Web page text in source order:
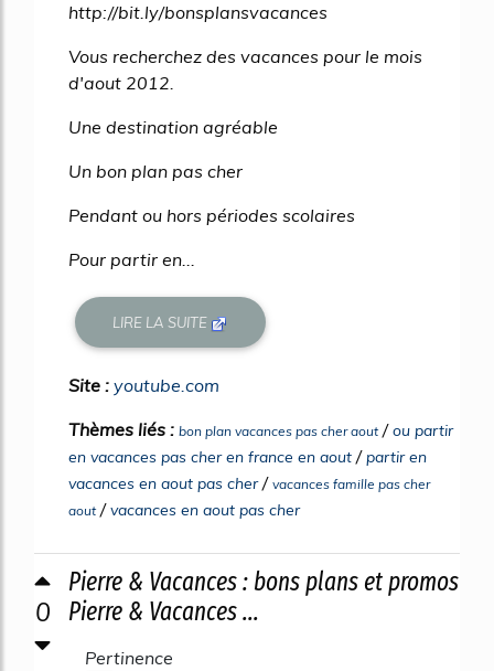
http://bit.ly/bonsplansvacances
Vous recherchez des vacances pour le mois
d'aout 2012.
Une destination agréable
Un bon plan pas cher
Pendant ou hors périodes scolaires
Pour partir en...
LIRE LA SUITE
Site : youtube.com
Thèmes liés : bon plan vacances pas cher aout/ou partir
en vacances pas cher en france en aout /partir en
vacances en aout pas cher/ vacances famille pas cher
aout/vacances en aout pas cher
0
Pierre & Vacances : bons plans et promos
Pierre & Vacances ...
Pertinence